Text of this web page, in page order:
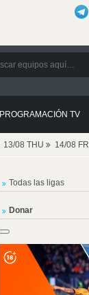
PROGRAMACIÓN TV
13/08 THU 14/08 FRI
Todas las ligas
Donar